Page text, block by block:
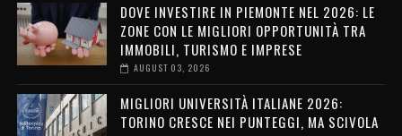
DOVE INVESTIRE IN PIEMONTE NEL 2026: LE
ZONE CON LE MIGLIORI OPPORTUNITÀ TRA
IMMOBILI, TURISMO E IMPRESE
AUGUST 03, 2026
MIGLIORI UNIVERSITÀ ITALIANE 2026:
TORINO CRESCE NEI PUNTEGGI, MA SCIVOLA